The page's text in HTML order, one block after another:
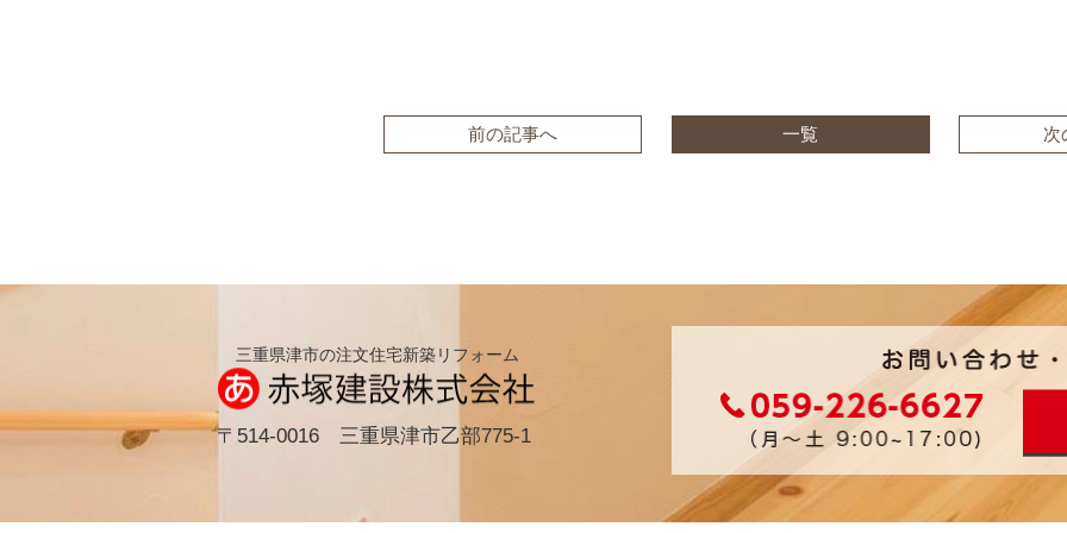
前の記事へ 一覧 次
三重県津市の注文住宅新築リフォーム
〒514-0016 三重県津市乙部775-1